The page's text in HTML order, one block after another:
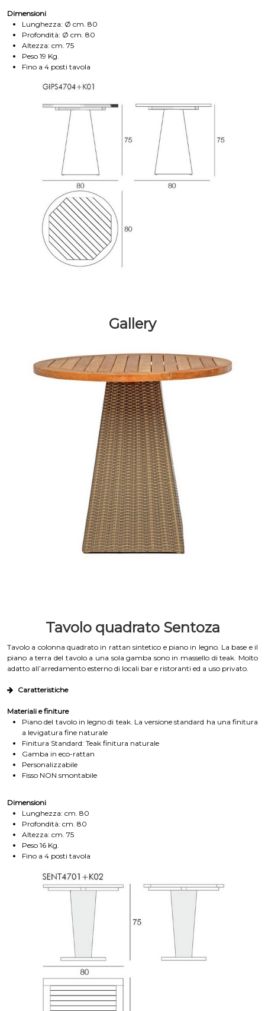
Dimensioni
Lunghezza: Ø cm. 80
Profondità: Ø cm. 80
Altezza: cm. 75
Peso 19 Kg.
Fino a 4 posti tavola
Gallery
Tavolo quadrato Sentoza
Tavolo a colonna quadrato in rattan sintetico e piano in legno. La base e il
piano a terra del tavolo a una sola gamba sono in massello di teak. Molto
adatto all’arredamento esterno di locali bar e ristoranti ed a uso privato.
Caratteristiche
Materiali e finiture
Piano del tavolo in legno di teak. La versione standard ha una finitura
a levigatura fine naturale
Finitura Standard: Teak finitura naturale
Gamba in eco-rattan
Personalizzabile
Fisso NON smontabile
Dimensioni
Lunghezza: cm. 80
Profondità: cm. 80
Altezza: cm. 75
Peso 16 Kg.
Fino a 4 posti tavola